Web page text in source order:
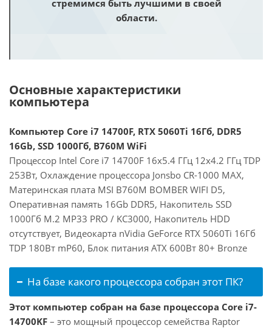
стремимся быть лучшими в своей
области.
Основные характеристики
компьютера
Компьютер Core i7 14700F, RTX 5060Ti 16Гб, DDR5
16Gb, SSD 1000Гб, B760M WiFi
Процессор Intel Core i7 14700F 16x5.4 ГГц 12x4.2 ГГц TDP
253Вт, Охлаждение процессора Jonsbo CR-1000 MAX,
Материнская плата MSI B760M BOMBER WIFI D5,
Оперативная память 16Gb DDR5, Накопитель SSD
1000Гб M.2 MP33 PRO / KC3000, Накопитель HDD
отсутствует, Видеокарта nVidia GeForce RTX 5060Ti 16Гб
TDP 180Вт mP60, Блок питания ATX 600Вт 80+ Bronze
На базе какого процессора собран этот ПК?
Этот компьютер собран на базе процессора Core i7-
14700KF – это мощный процессор семейства Raptor